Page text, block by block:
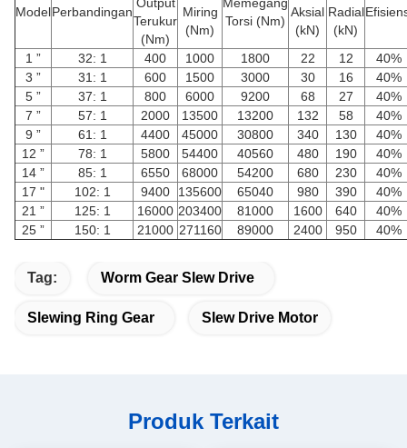
ModelPerbandingan
Terukur
(Nm)
Miring
(Nm)
Torsi (Nm)
Aksial
(kN)
Radial
(kN)
1 ” 32: 1 400 1000 1800 22 12
40%
3 ”
31: 1 600 1500 3000 30 16
40%
5 ”
37: 1 800 6000 9200 68 27
40%
7 ”
57: 1 2000 13500 13200 132 58
40%
9 ”
61: 1 4400 45000 30800 340 130
40%
12 ”
78: 1 5800 54400 40560 480 190
40%
14 ”
85: 1 6550 68000 54200 680 230
40%
17 "
102: 1 9400 135600 65040 980 390
40%
21 ”
125: 1 16000 203400 81000 1600 640
40%
25 ”
150: 1 21000 271160 89000 2400 950 40%
Tag: Worm Gear Slew Drive
Slewing Ring Gear Slew Drive Motor
Produk Terkait